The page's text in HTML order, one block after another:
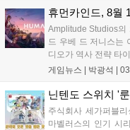
휴먼카인드, 8월
Amplitude Studios의
드 우베 드 저니스는
디오가 역사 전략 타
게임뉴스 | 박광석
닌텐도 스위치 '
주식회사 세가퍼블
마벨러스의 인기 시